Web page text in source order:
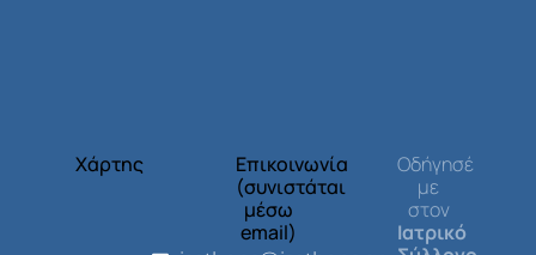
Χάρτης
Επικοινωνία
(συνιστάται
μέσω
email)
Οδήγησέ
με
στον
Ιατρικό